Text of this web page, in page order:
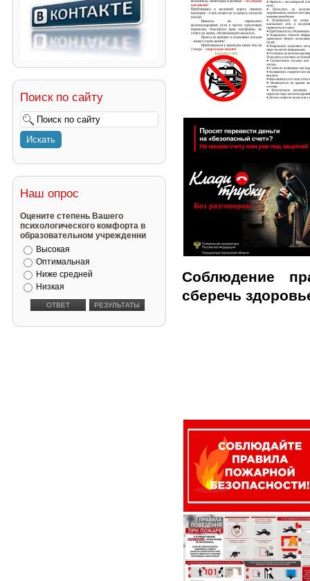
Поиск по сайту
Наш опрос
Оцените степень Вашего
психологического комфорта в
образовательном учрежденни
Высокая
Оптимальная
Ниже средней
Низкая
Соблюдение
сберечь